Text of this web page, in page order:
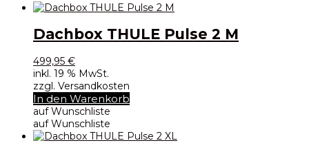
Dachbox THULE Pulse 2 M
499,95 €
inkl. 19 % MwSt.
zzgl. Versandkosten
In den Warenkorb
auf Wunschliste
auf Wunschliste